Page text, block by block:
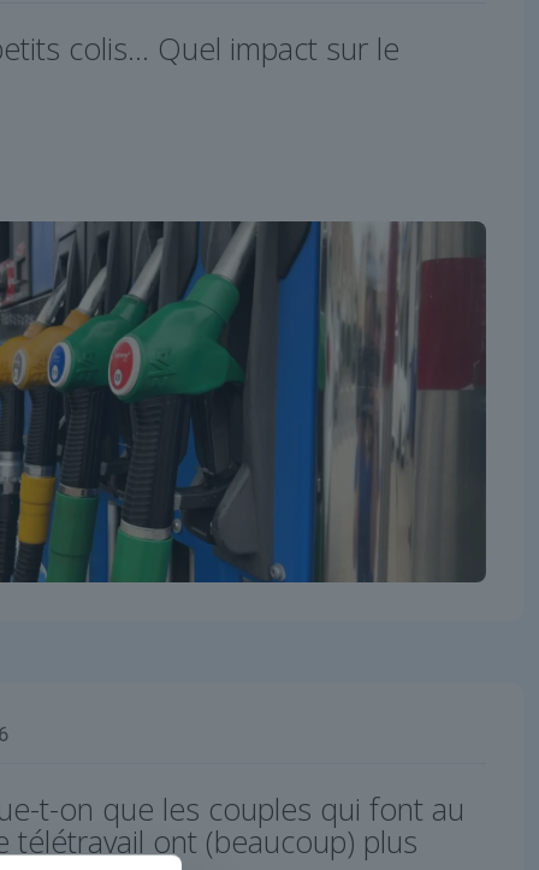
colis… Quel impact sur le
t-on que les couples qui font au
télétravail ont (beaucoup) plus